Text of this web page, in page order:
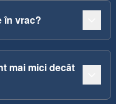
în vrac?
mai mici decât